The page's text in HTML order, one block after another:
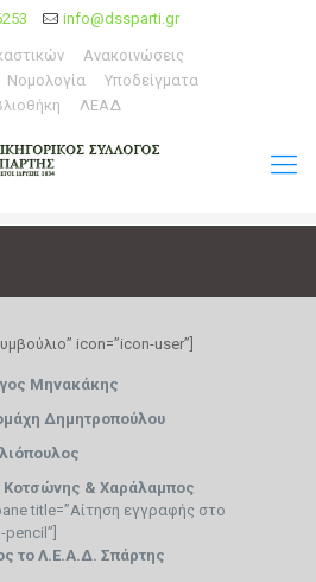
info@dssparti.gr
Ανακοινώσεις
Νομολογία
Υποδείγματα
ΛΕΑΔ
icon=”icon-user”]
Μηνακάκης
Δημητροπούλου
Κοτσώνης & Χαράλαμπος
title=”Αίτηση εγγραφής στο
το Λ.Ε.Α.Δ. Σπάρτης